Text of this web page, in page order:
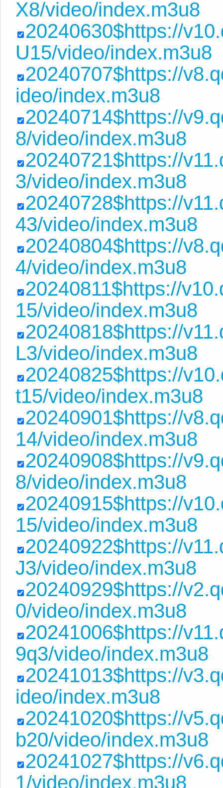
X8/video/index.m3u8
20240630$https://
U15/video/index.m3u8
20240707$https://
ideo/index.m3u8
20240714$https://
8/video/index.m3u8
20240721$https://
3/video/index.m3u8
20240728$https://
43/video/index.m3u8
20240804$https://
4/video/index.m3u8
20240811$https://
15/video/index.m3u8
20240818$https://
L3/video/index.m3u8
20240825$https://
t15/video/index.m3u8
20240901$https://
14/video/index.m3u8
20240908$https://
8/video/index.m3u8
20240915$https://
15/video/index.m3u8
20240922$https://
J3/video/index.m3u8
20240929$https://
0/video/index.m3u8
20241006$https://
9q3/video/index.m3u8
20241013$https://
ideo/index.m3u8
20241020$https://
b20/video/index.m3u8
20241027$https://
1/video/index.m3u8